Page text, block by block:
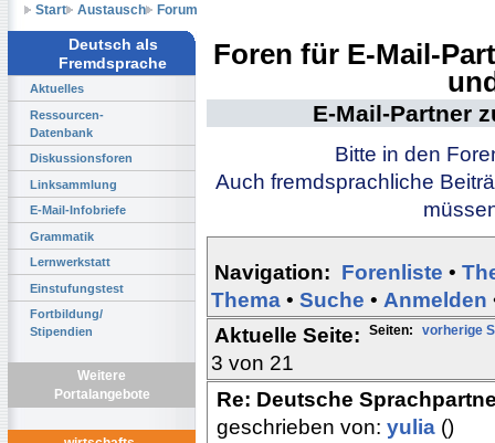
Start
Austausch Forum
Deutsch als
Fremdsprache
Aktuelles
Ressourcen-
Datenbank
Diskussionsforen
Linksammlung
E-Mail-Infobriefe
Grammatik
Lernwerkstatt
Einstufungstest
Fortbildung/
Stipendien
Weitere
Portalangebote
Foren für E-Mail-
E-Mail-Partner
Bitte in den
Auch fremdsprachliche
Navigation: Forenliste •
Thema • Suche • Anmelden
Seiten: vorherige
Aktuelle Seite:
3 von 21
Re: Deutsche
geschrieben von: yulia ()